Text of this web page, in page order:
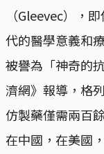
（Gleevec），
代的醫學意義和
被譽為「神奇的
濟網》報導，格
仿製藥僅需兩百
在中國，在美國